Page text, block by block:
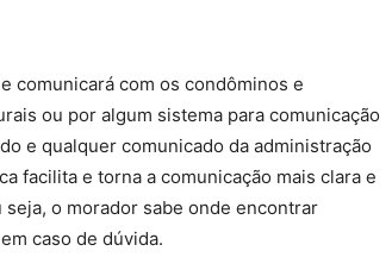
comunicará com os condôminos e
ou por algum sistema para comunicação
e qualquer comunicado da administração
facilita e torna a comunicação mais clara e
o morador sabe onde encontrar
caso de dúvida.